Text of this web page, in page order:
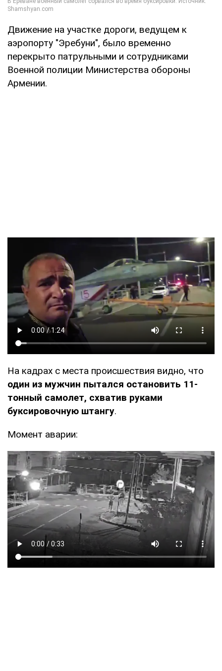
Движение на участке дороги, ведущем к
аэропорту "Эребуни", было временно
перекрыто патрульными и сотрудниками
Военной полиции Министерства обороны
Армении.
На кадрах с места происшествия видно, что
один из мужчин пытался остановить 11-
тонный самолет, схватив руками
буксировочную штангу.
Момент аварии: